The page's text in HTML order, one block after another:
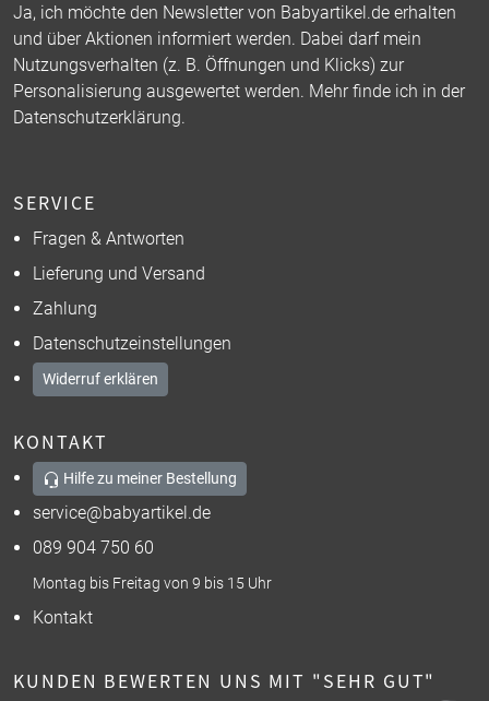
Ja, ich möchte den Newsletter von Babyartikel.de erhalten
und über Aktionen informiert werden. Dabei darf mein
Nutzungsverhalten (z. B. Öffnungen und Klicks) zur
Personalisierung ausgewertet werden. Mehr finde ich in der
Datenschutzerklärung.
SERVICE
Fragen & Antworten
Lieferung und Versand
Zahlung
Datenschutzeinstellungen
Widerruf erklären
KONTAKT
Hilfe zu meiner Bestellung
service@babyartikel.de
089 904 750 60
Montag bis Freitag von 9 bis 15 Uhr
Kontakt
KUNDEN BEWERTEN UNS MIT "SEHR GUT"